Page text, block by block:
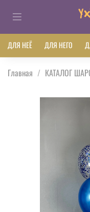
ДЛЯ НЕЁ ДЛЯ НЕГО
Главная КАТАЛОГ